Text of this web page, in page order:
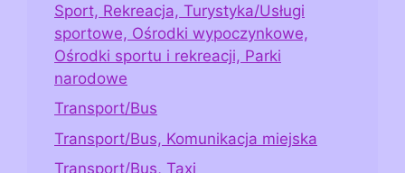
Sport, Rekreacja, Turystyka/Usługi
sportowe, Ośrodki wypoczynkowe,
Ośrodki sportu i rekreacji, Parki
narodowe
Transport/Bus
Transport/Bus, Komunikacja miejska
Transport/Bus, Taxi